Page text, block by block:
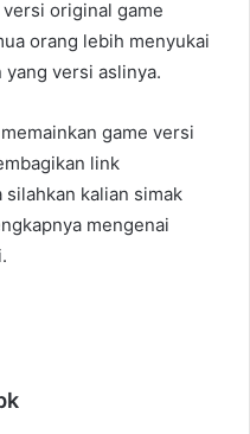
original game
orang lebih menyukai
versi aslinya.
game versi
link
kalian simak
mengenai